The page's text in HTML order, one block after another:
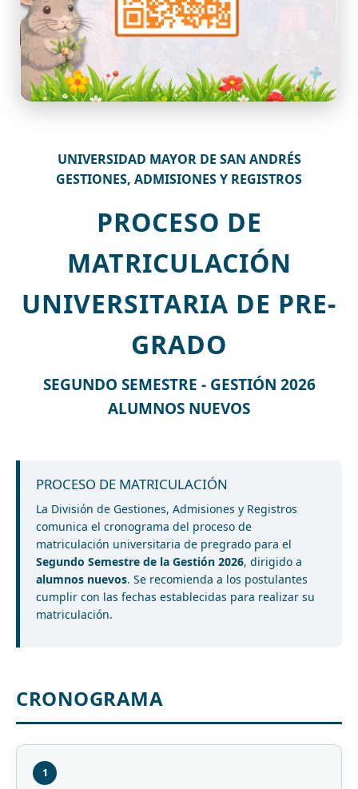
UNIVERSIDAD MAYOR DE SAN ANDRÉS
GESTIONES, ADMISIONES Y REGISTROS
PROCESO DE
MATRICULACIÓN
UNIVERSITARIA DE PRE-
GRADO
SEGUNDO SEMESTRE - GESTIÓN 2026
ALUMNOS NUEVOS
PROCESO DE MATRICULACIÓN
La División de Gestiones, Admisiones y Registros
comunica el cronograma del proceso de
matriculación universitaria de pregrado para el
Segundo Semestre de la Gestión 2026, dirigido a
alumnos nuevos. Se recomienda a los postulantes
cumplir con las fechas establecidas para realizar su
matriculación.
CRONOGRAMA
1